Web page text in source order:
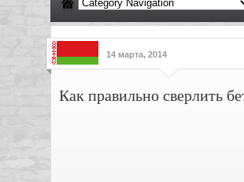
14 марта, 2014
Как правильно сверлить